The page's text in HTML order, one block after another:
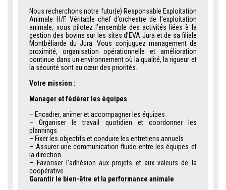
Nous recherchons notre futur(e) Responsable Exploitation
Animale H/F. Véritable chef d’orchestre de l’exploitation
animale, vous pilotez l’ensemble des activités liées à la
gestion des bovins sur les sites d’EVA Jura et de sa filiale
Montbéliarde du Jura. Vous conjuguez management de
proximité, organisation opérationnelle et amélioration
continue dans un environnement où la qualité, la rigueur et
la sécurité sont au cœur des priorités.
Votre mission :
Manager et fédérer les équipes
– Encadrer, animer et accompagner les équipes
– Organiser le travail quotidien et coordonner les
plannings
– Fixer les objectifs et conduire les entretiens annuels
– Assurer une communication fluide entre les équipes et
la direction
– Favoriser l’adhésion aux projets et aux valeurs de la
coopérative
Garantir le bien-être et la performance animale